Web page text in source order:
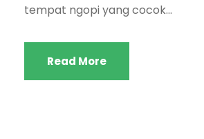
tempat ngopi yang cocok...
Read More